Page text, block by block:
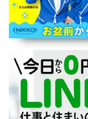
熊本県
大分県
宮崎県
鹿児島県
沖縄県
社員口コミ
よくある質問
スタッフBLOG